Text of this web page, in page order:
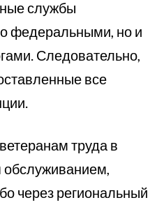
службы
федеральными, но и
Следовательно,
все
труда в
обслуживанием,
через региональный